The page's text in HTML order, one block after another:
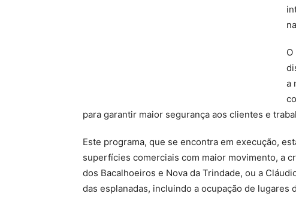
a
para garantir maior segurança aos clientes e
Este programa, que se encontra em execução,
superfícies comerciais com maior movimento, a
dos Bacalhoeiros e Nova da Trindade, ou a
das esplanadas, incluindo a ocupação de lugares